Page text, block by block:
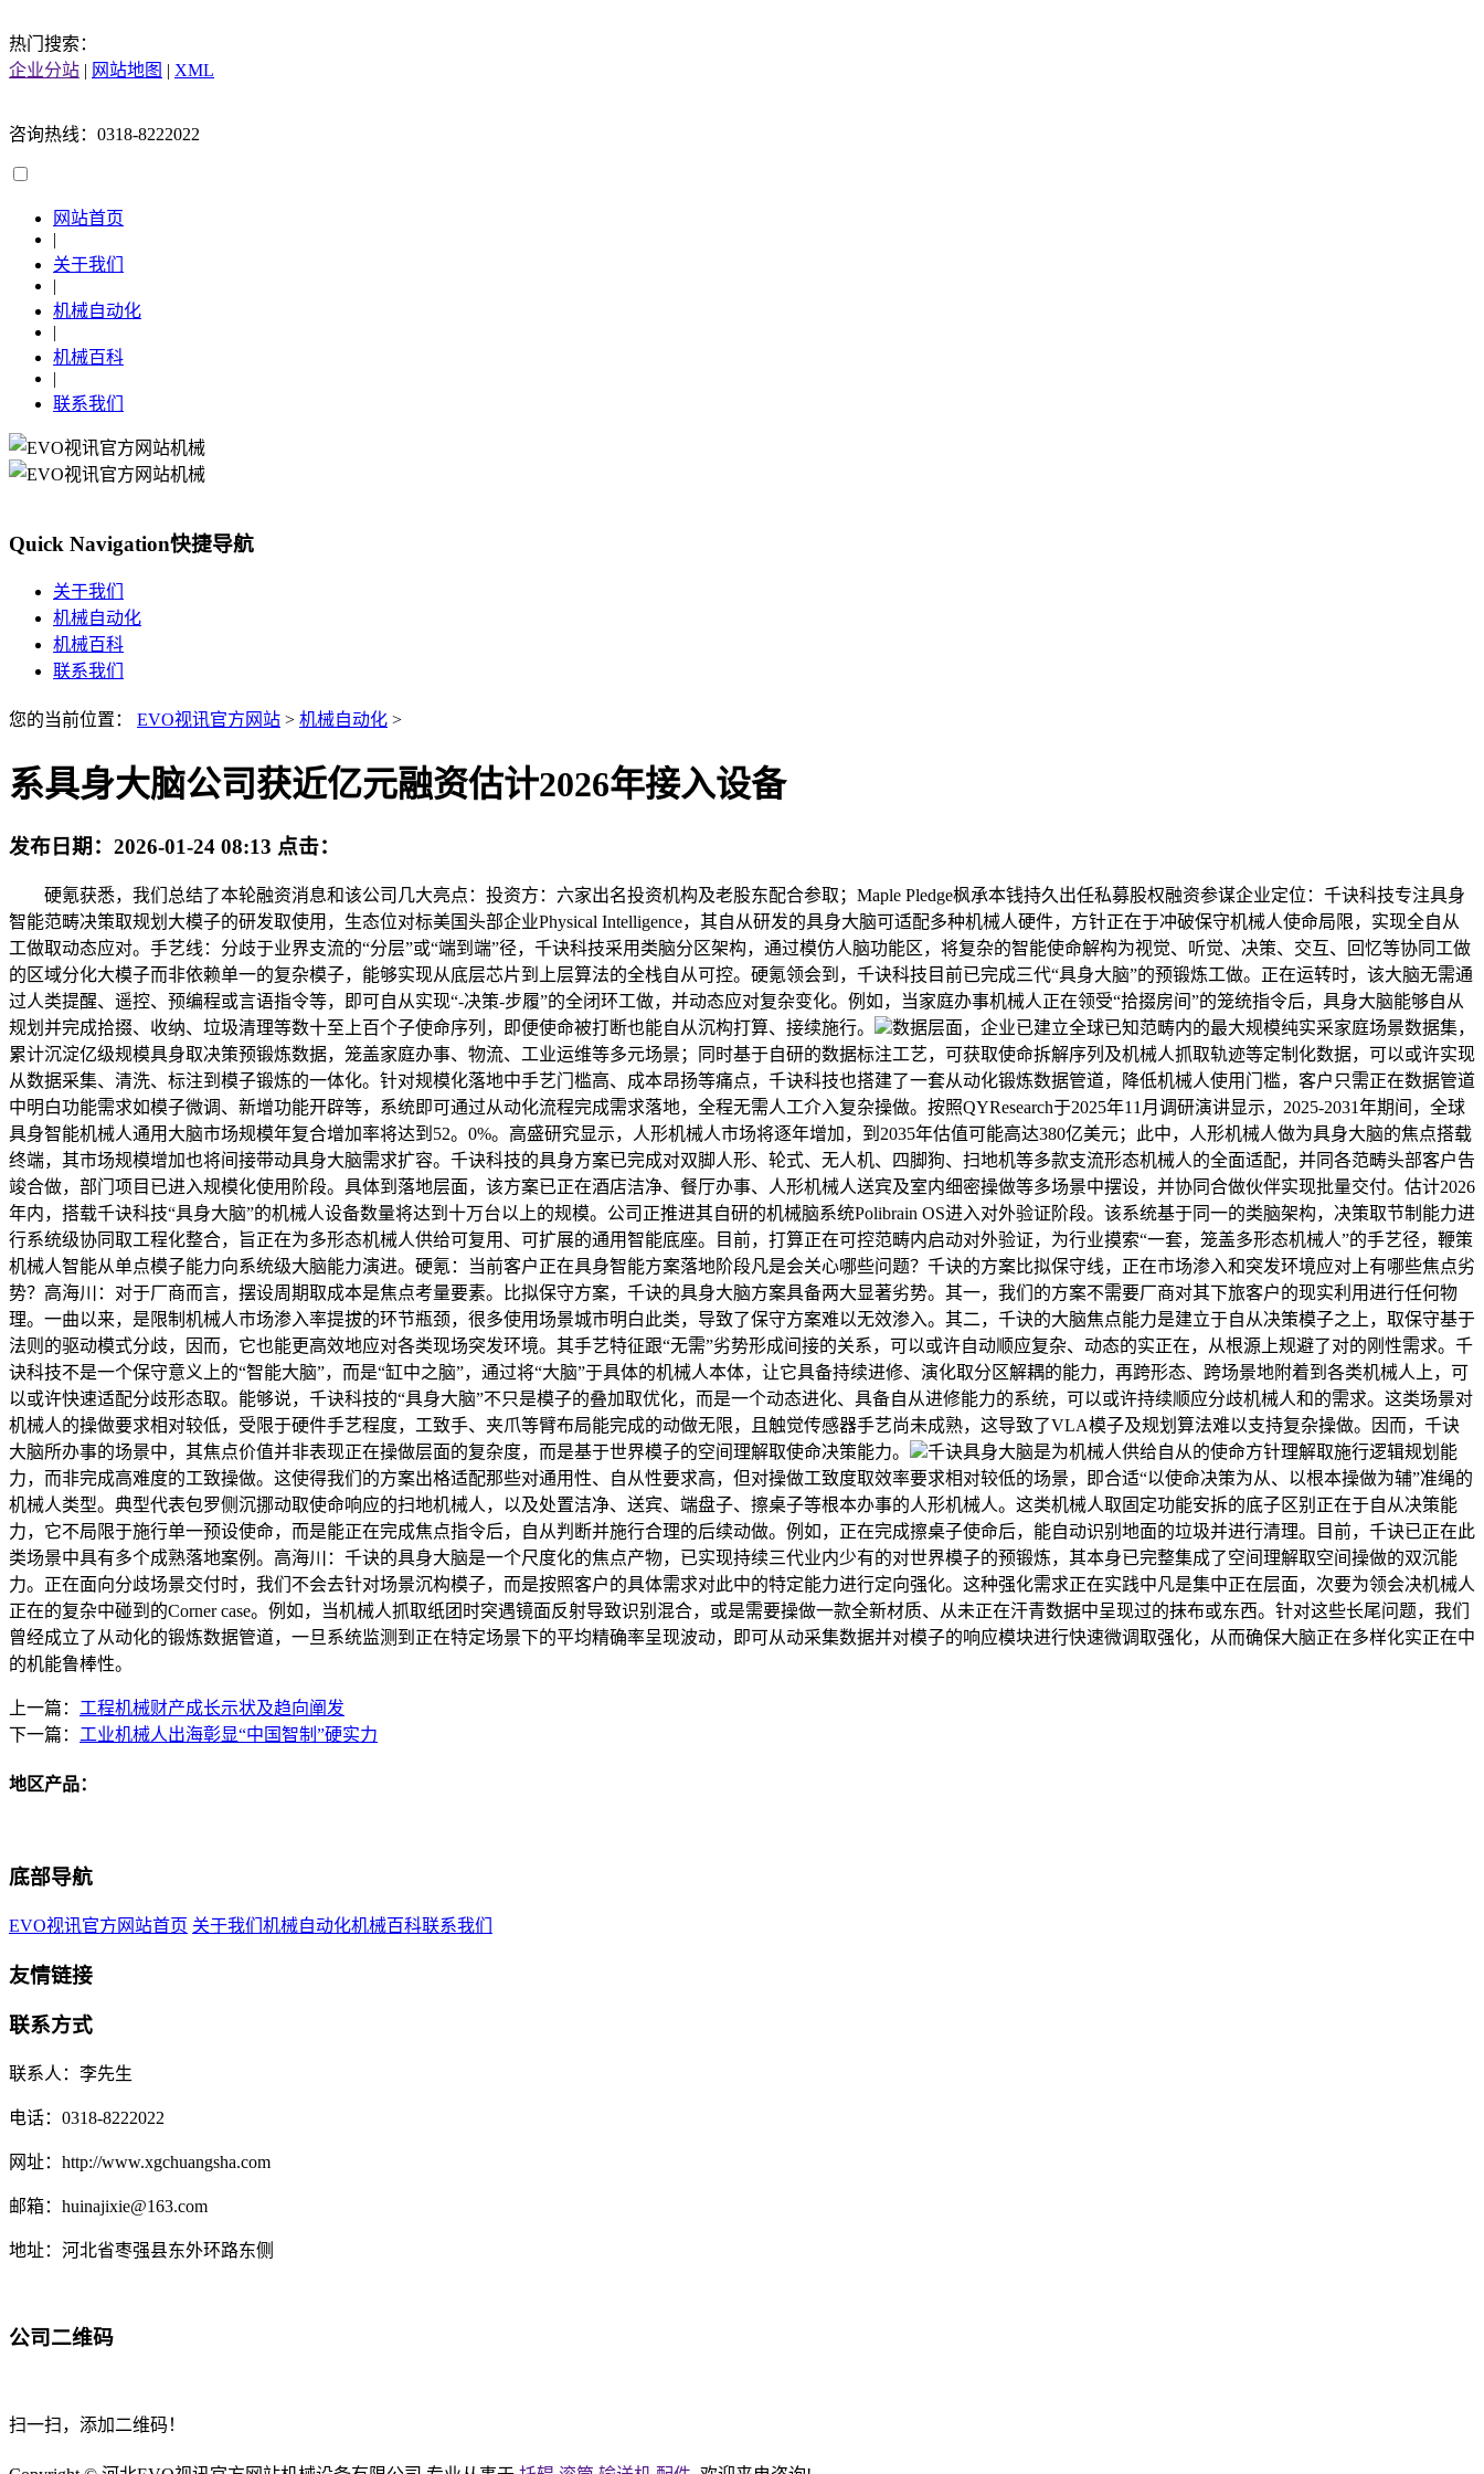
热门搜索：
企业分站 | 网站地图 | XML
咨询热线：0318-8222022
网站首页
|
关于我们
|
机械自动化
|
机械百科
|
联系我们
Quick Navigation快捷导航
关于我们
机械自动化
机械百科
联系我们
您的当前位置： EVO视讯官方网站 > 机械自动化 >
系具身大脑公司获近亿元融资估计2026年接入设备
发布日期： 2026-01-24 08:13 点击：
硬氪获悉，我们总结了本轮融资消息和该公司几大亮点：投资方：六家出名投资机构及老股东配合参取；Maple Pledge枫承本钱持久出任私募股权融资参谋企业定位：千诀科技专注具身
智能范畴决策取规划大模子的研发取使用，生态位对标美国头部企业Physical Intelligence，其自从研发的具身大脑可适配多种机械人硬件，方针正在于冲破保守机械人使命局限，实现全自从
工做取动态应对。手艺线：分歧于业界支流的“分层”或“端到端”径，千诀科技采用类脑分区架构，通过模仿人脑功能区，将复杂的智能使命解构为视觉、听觉、决策、交互、回忆等协同工做
的区域分化大模子而非依赖单一的复杂模子，能够实现从底层芯片到上层算法的全栈自从可控。硬氪领会到，千诀科技目前已完成三代“具身大脑”的预锻炼工做。正在运转时，该大脑无需通
过人类提醒、遥控、预编程或言语指令等，即可自从实现“-决策-步履”的全闭环工做，并动态应对复杂变化。例如，当家庭办事机械人正在领受“拾掇房间”的笼统指令后，具身大脑能够自从
规划并完成拾掇、收纳、垃圾清理等数十至上百个子使命序列，即便使命被打断也能自从沉构打算、接续施行。
数据层面，企业已建立全球已知范畴内的最大规模纯实采家庭场景数据集，
累计沉淀亿级规模具身取决策预锻炼数据，笼盖家庭办事、物流、工业运维等多元场景；同时基于自研的数据标注工艺，可获取使命拆解序列及机械人抓取轨迹等定制化数据，可以或许实现
从数据采集、清洗、标注到模子锻炼的一体化。针对规模化落地中手艺门槛高、成本昂扬等痛点，千诀科技也搭建了一套从动化锻炼数据管道，降低机械人使用门槛，客户只需正在数据管道
中明白功能需求如模子微调、新增功能开辟等，系统即可通过从动化流程完成需求落地，全程无需人工介入复杂操做。按照QYResearch于2025年11月调研演讲显示，2025-2031年期间，全球
具身智能机械人通用大脑市场规模年复合增加率将达到52。0%。高盛研究显示，人形机械人市场将逐年增加，到2035年估值可能高达380亿美元；此中，人形机械人做为具身大脑的焦点搭载
终端，其市场规模增加也将间接带动具身大脑需求扩容。千诀科技的具身方案已完成对双脚人形、轮式、无人机、四脚狗、扫地机等多款支流形态机械人的全面适配，并同各范畴头部客户告
竣合做，部门项目已进入规模化使用阶段。具体到落地层面，该方案已正在酒店洁净、餐厅办事、人形机械人送宾及室内细密操做等多场景中摆设，并协同合做伙伴实现批量交付。估计2026
年内，搭载千诀科技“具身大脑”的机械人设备数量将达到十万台以上的规模。公司正推进其自研的机械脑系统Polibrain OS进入对外验证阶段。该系统基于同一的类脑架构，决策取节制能力进
行系统级协同取工程化整合，旨正在为多形态机械人供给可复用、可扩展的通用智能底座。目前，打算正在可控范畴内启动对外验证，为行业摸索“一套，笼盖多形态机械人”的手艺径，鞭策
机械人智能从单点模子能力向系统级大脑能力演进。硬氪：当前客户正在具身智能方案落地阶段凡是会关心哪些问题？千诀的方案比拟保守线，正在市场渗入和突发环境应对上有哪些焦点劣
势？高海川：对于厂商而言，摆设周期取成本是焦点考量要素。比拟保守方案，千诀的具身大脑方案具备两大显著劣势。其一，我们的方案不需要厂商对其下旅客户的现实利用进行任何物
理。一曲以来，是限制机械人市场渗入率提拔的环节瓶颈，很多使用场景城市明白此类，导致了保守方案难以无效渗入。其二，千诀的大脑焦点能力是建立于自从决策模子之上，取保守基于
法则的驱动模式分歧，因而，它也能更高效地应对各类现场突发环境。其手艺特征跟“无需”劣势形成间接的关系，可以或许自动顺应复杂、动态的实正在，从根源上规避了对的刚性需求。千
诀科技不是一个保守意义上的“智能大脑”，而是“缸中之脑”，通过将“大脑”于具体的机械人本体，让它具备持续进修、演化取分区解耦的能力，再跨形态、跨场景地附着到各类机械人上，可
以或许快速适配分歧形态取。能够说，千诀科技的“具身大脑”不只是模子的叠加取优化，而是一个动态进化、具备自从进修能力的系统，可以或许持续顺应分歧机械人和的需求。这类场景对
机械人的操做要求相对较低，受限于硬件手艺程度，工致手、夹爪等臂布局能完成的动做无限，且触觉传感器手艺尚未成熟，这导致了VLA模子及规划算法难以支持复杂操做。因而，千诀
大脑所办事的场景中，其焦点价值并非表现正在操做层面的复杂度，而是基于世界模子的空间理解取使命决策能力。
千诀具身大脑是为机械人供给自从的使命方针理解取施行逻辑规划能
力，而非完成高难度的工致操做。这使得我们的方案出格适配那些对通用性、自从性要求高，但对操做工致度取效率要求相对较低的场景，即合适“以使命决策为从、以根本操做为辅”准绳的
机械人类型。典型代表包罗侧沉挪动取使命响应的扫地机械人，以及处置洁净、送宾、端盘子、擦桌子等根本办事的人形机械人。这类机械人取固定功能安拆的底子区别正在于自从决策能
力，它不局限于施行单一预设使命，而是能正在完成焦点指令后，自从判断并施行合理的后续动做。例如，正在完成擦桌子使命后，能自动识别地面的垃圾并进行清理。目前，千诀已正在此
类场景中具有多个成熟落地案例。高海川：千诀的具身大脑是一个尺度化的焦点产物，已实现持续三代业内少有的对世界模子的预锻炼，其本身已完整集成了空间理解取空间操做的双沉能
力。正在面向分歧场景交付时，我们不会去针对场景沉构模子，而是按照客户的具体需求对此中的特定能力进行定向强化。这种强化需求正在实践中凡是集中正在层面，次要为领会决机械人
正在的复杂中碰到的Corner case。例如，当机械人抓取纸团时突遇镜面反射导致识别混合，或是需要操做一款全新材质、从未正在汗青数据中呈现过的抹布或东西。针对这些长尾问题，我们
曾经成立了从动化的锻炼数据管道，一旦系统监测到正在特定场景下的平均精确率呈现波动，即可从动采集数据并对模子的响应模块进行快速微调取强化，从而确保大脑正在多样化实正在中
的机能鲁棒性。
上一篇： 工程机械财产成长示状及趋向阐发
下一篇： 工业机械人出海彰显“中国智制”硬实力
地区产品：
底部导航
EVO视讯官方网站首页 关于我们 机械自动化机械百科联系我们
友情链接
联系方式
联系人：李先生
电话：0318-8222022
网址：http://www.xgchuangsha.com
邮箱：huinajixie@163.com
地址：河北省枣强县东外环路东侧
公司二维码
扫一扫，添加二维码！